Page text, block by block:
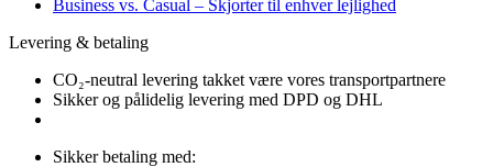
Business vs. Casual – Skjorter til enhver lejlighed
Levering & betaling
CO₂-neutral levering takket være vores transportpartnere
Sikker og pålidelig levering med DPD og DHL
Sikker betaling med: